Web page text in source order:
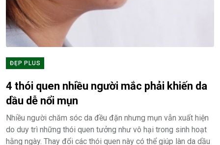
ĐẸP PLUS
4 thói quen nhiều người mắc phải khiến da
dầu dễ nổi mụn
Nhiều người chăm sóc da đều đặn nhưng mụn vẫn xuất hiện
do duy trì những thói quen tưởng như vô hại trong sinh hoạt
hằng ngày. Thay đổi các thói quen này có thể giúp làn da dầu